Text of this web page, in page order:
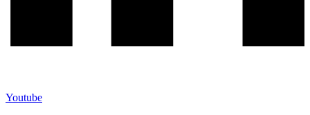
Youtube